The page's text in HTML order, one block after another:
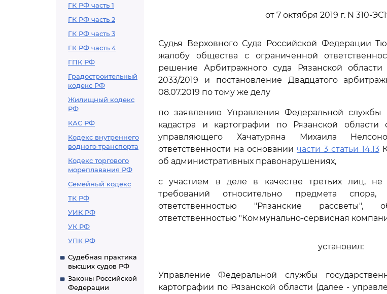
ГК РФ часть 1
ГК РФ часть 2
ГК РФ часть 3
ГК РФ часть 4
ГПК РФ
Градостроительный
кодекс РФ
Жилищный кодекс
РФ
КАС РФ
Кодекс внутреннего
водного транспорта
Кодекс торгового
мореплавания РФ
Семейный кодекс
ТК РФ
УИК РФ
УК РФ
УПК РФ
Судебная практика
высших судов РФ
Законы Российской
Федерации
от 7 октября 2019 г. N 310-
Судья Верховного Суда Российской Федерации
жалобу общества с ограниченной
решение Арбитражного суда Рязанской
2033/2019 и постановление Двадцатого
08.07.2019 по тому же делу
по заявлению Управления Федеральной службы
кадастра и картографии по Рязанской
управляющего Хачатуряна Михаила
ответственности на основании части 3 статьи 14.13
об административных правонарушениях,
с участием в деле в качестве третьих лиц, не
требований относительно предмета
ответственностью "Рязанские
ответственностью "Коммунально-сервисная
установил:
Управление Федеральной службы
картографии по Рязанской области (далее -